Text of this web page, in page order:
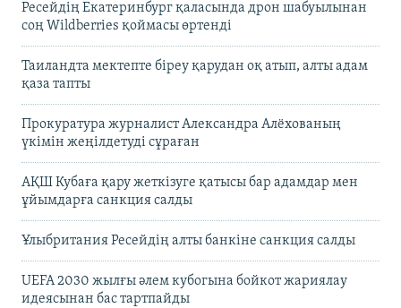
Ресейдің Екатеринбург қаласында дрон шабуылынан
соң Wildberries қоймасы өртенді
Таиландта мектепте біреу қарудан оқ атып, алты адам
қаза тапты
Прокуратура журналист Александра Алёхованың
үкімін жеңілдетуді сұраған
АҚШ Кубаға қару жеткізуге қатысы бар адамдар мен
ұйымдарға санкция салды
Ұлыбритания Ресейдің алты банкіне санкция салды
UEFA 2030 жылғы әлем кубогына бойкот жариялау
идеясынан бас тартпайды